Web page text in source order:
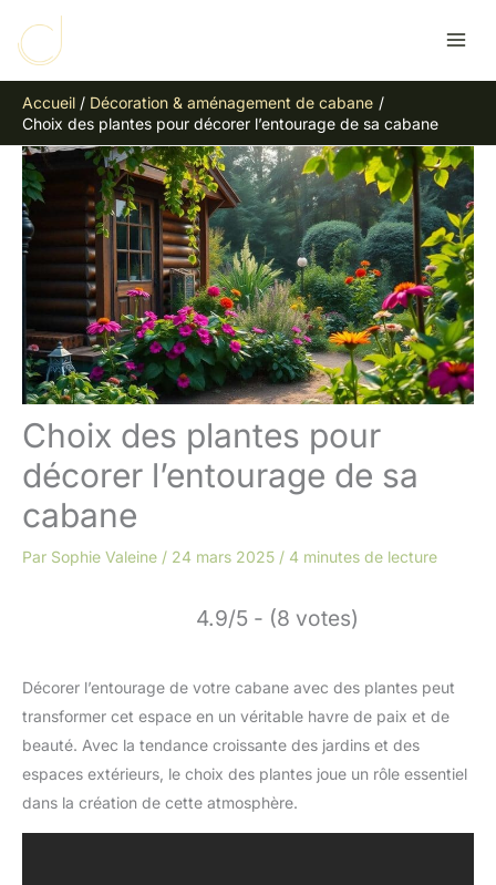
contenu
Accueil
Décoration & aménagement de cabane
Choix des plantes pour décorer l’entourage de sa cabane
Choix des plantes pour
décorer l’entourage de sa
cabane
Par Sophie Valeine / 24 mars 2025 / 4 minutes de lecture
4.9/5 - (8 votes)
Décorer l’entourage de votre cabane avec des plantes peut
transformer cet espace en un véritable havre de paix et de
beauté. Avec la tendance croissante des jardins et des
espaces extérieurs, le choix des plantes joue un rôle essentiel
dans la création de cette atmosphère.
e
h
r
c
h